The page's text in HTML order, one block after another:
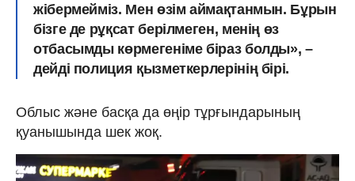
жібермейміз. Мен өзім аймақтанмын. Бұрын
бізге де рұқсат берілмеген, менің өз
отбасымды көрмегеніме біраз болды», –
дейді полиция қызметкерлерінің бірі.
Облыс және басқа да өңір тұрғындарының
қуанышында шек жоқ.